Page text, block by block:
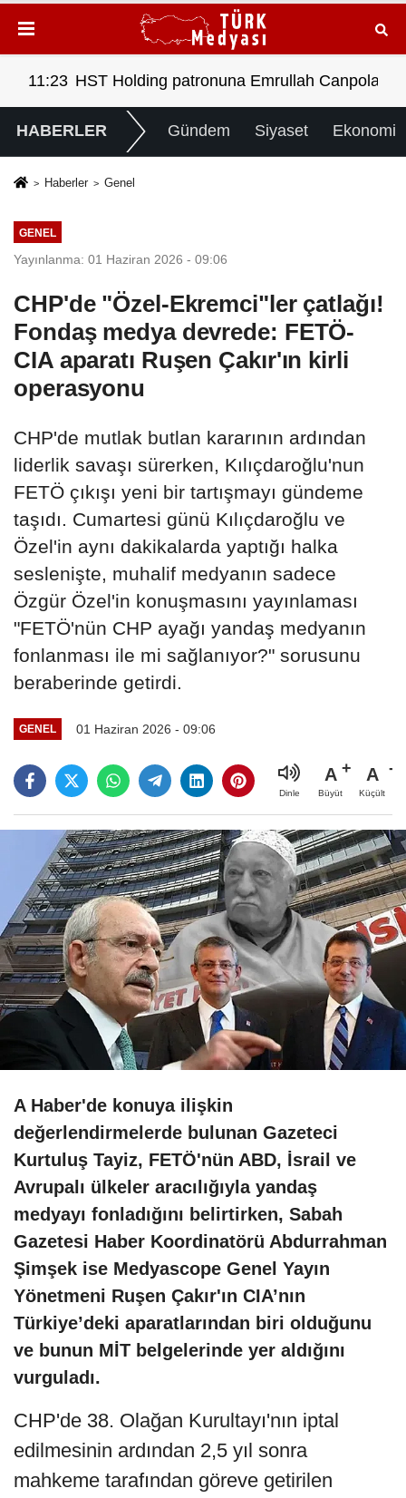
'a örgüt liderliğinden iddianame hazırlandı.. Tüm
08:28 Tasarruf finansman şirketlerine sınırlama
HABERLER Gündem Siyaset Ekonomi
Haberler Genel
GENEL
Yayınlanma: 01 Haziran 2026 - 09:06
CHP'de "Özel-Ekremci"ler çatlağı!
Fondaş medya devrede: FETÖ-
CIA aparatı Ruşen Çakır'ın kirli
operasyonu
CHP'de mutlak butlan kararının ardından
liderlik savaşı sürerken, Kılıçdaroğlu'nun
FETÖ çıkışı yeni bir tartışmayı gündeme
taşıdı. Cumartesi günü Kılıçdaroğlu ve
Özel'in aynı dakikalarda yaptığı halka
seslenişte, muhalif medyanın sadece
Özgür Özel'in konuşmasını yayınlaması
"FETÖ'nün CHP ayağı yandaş medyanın
fonlanması ile mi sağlanıyor?" sorusunu
beraberinde getirdi.
GENEL 01 Haziran 2026 - 09:06
Dinle
A
Büyüt
A
Küçült
A Haber'de konuya ilişkin
değerlendirmelerde bulunan Gazeteci
Kurtuluş Tayiz, FETÖ'nün ABD, İsrail ve
Avrupalı ülkeler aracılığıyla yandaş
medyayı fonladığını belirtirken, Sabah
Gazetesi Haber Koordinatörü Abdurrahman
Şimşek ise Medyascope Genel Yayın
Yönetmeni Ruşen Çakır'ın CIA’nın
Türkiye’deki aparatlarından biri olduğunu
ve bunun MİT belgelerinde yer aldığını
vurguladı.
CHP'de 38. Olağan Kurultayı'nın iptal
edilmesinin ardından 2,5 yıl sonra
mahkeme tarafından göreve getirilen